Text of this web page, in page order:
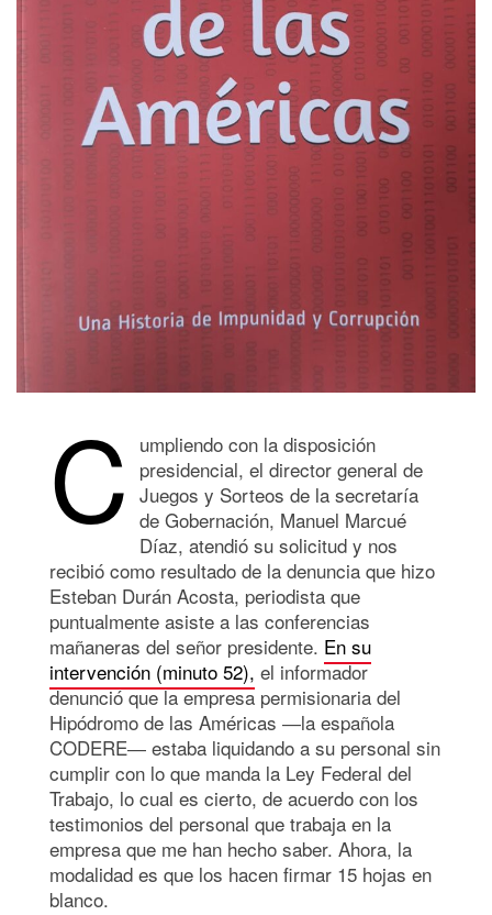
C umpliendo con la disposición
presidencial, el director general de
Juegos y Sorteos de la secretaría
de Gobernación, Manuel Marcué
Díaz, atendió su solicitud y nos
recibió como resultado de la denuncia que hizo
Esteban Durán Acosta, periodista que
puntualmente asiste a las conferencias
mañaneras del señor presidente. En su
intervención (minuto 52), el informador
denunció que la empresa permisionaria del
Hipódromo de las Américas ―la española
CODERE― estaba liquidando a su personal sin
cumplir con lo que manda la Ley Federal del
Trabajo, lo cual es cierto, de acuerdo con los
testimonios del personal que trabaja en la
empresa que me han hecho saber. Ahora, la
modalidad es que los hacen firmar 15 hojas en
blanco.